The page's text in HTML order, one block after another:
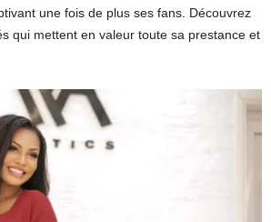
une fois de plus ses fans. Découvrez
qui mettent en valeur toute sa prestance et